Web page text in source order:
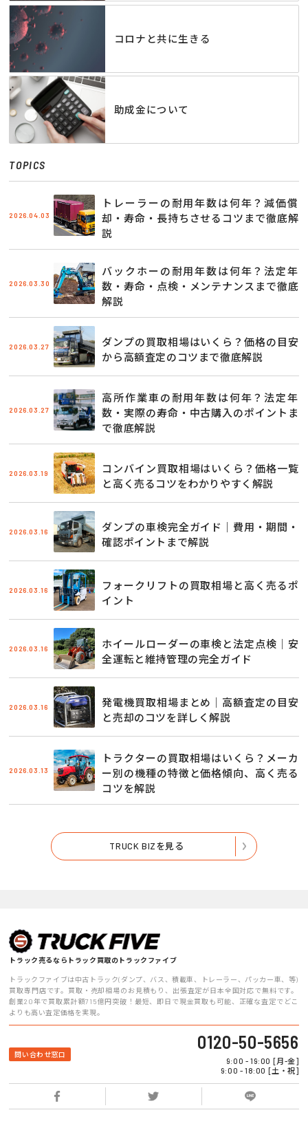
コロナと共に生きる
助成金について
TOPICS
2026.04.03
トレーラーの耐用年数は何年？減価償
却・寿命・長持ちさせるコツまで徹底解
説
2026.03.30
バックホーの耐用年数は何年？法定年
数・寿命・点検・メンテナンスまで徹底
解説
2026.03.27
ダンプの買取相場はいくら？価格の目安
から高額査定のコツまで徹底解説
2026.03.27
高所作業車の耐用年数は何年？法定年
数・実際の寿命・中古購入のポイントま
で徹底解説
2026.03.19
コンバイン買取相場はいくら？価格一覧
と高く売るコツをわかりやすく解説
2026.03.16
ダンプの車検完全ガイド｜費用・期間・
確認ポイントまで解説
2026.03.16
フォークリフトの買取相場と高く売るポ
イント
2026.03.16
ホイールローダーの車検と法定点検｜安
全運転と維持管理の完全ガイド
2026.03.16
発電機買取相場まとめ｜高額査定の目安
と売却のコツを詳しく解説
2026.03.13
トラクターの買取相場はいくら？メーカ
ー別の機種の特徴と価格傾向、高く売る
コツを解説
TRUCK BIZを見る
トラック売るならトラック買取のトラックファイブ
トラックファイブは中古トラック(ダンプ、バス、積載車、トレーラー、パッカー車、等)
買取専門店です。買取・売却相場のお見積もり、出張査定が日本全国対応で無料です。
創業20年で買取累計額715億円突破！最短、即日で現金買取も可能、正確な査定でどこ
よりも高い査定価格を実現。
問い合わせ窓口
0120-50-5656
9:00 - 19:00 [月-金]
9:00 - 18:00 [土・祝]